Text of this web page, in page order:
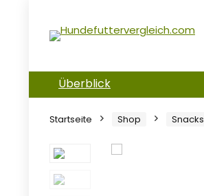
Überblick
Startseite Shop Snacks